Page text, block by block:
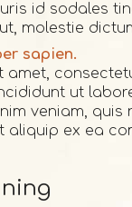
id sodales
molestie
sapien.
amet,
ut
veniam, quis
aliquip ex ea